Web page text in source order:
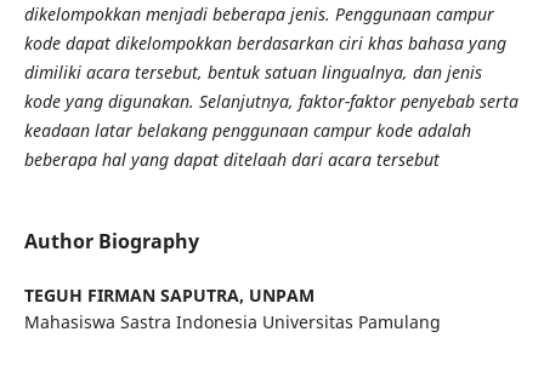
dikelompokkan menjadi beberapa jenis. Penggunaan campur
kode dapat dikelompokkan berdasarkan ciri khas bahasa yang
dimiliki acara tersebut, bentuk satuan lingualnya, dan jenis
kode yang digunakan. Selanjutnya, faktor-faktor penyebab serta
keadaan latar belakang penggunaan campur kode adalah
beberapa hal yang dapat ditelaah dari acara tersebut
Author Biography
TEGUH FIRMAN SAPUTRA, UNPAM
Mahasiswa Sastra Indonesia Universitas Pamulang